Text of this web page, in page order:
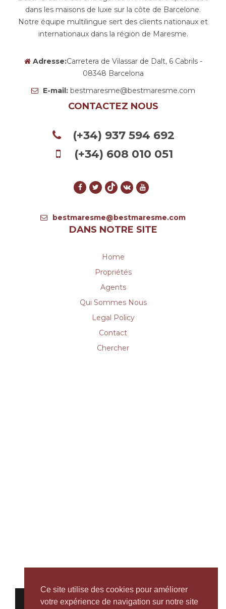
Ce site utilise des cookies pour améliorer
votre expérience de navigation sur notre site
dans les maisons de luxe sur la côte de Barcelone.
Notre équipe multilingue sert des clients nationaux et
internationaux dans la région de Maresme.
Adresse:Carretera de Vilassar de Dalt, 6 Cabrils -
08348 Barcelona
E-mail:bestmaresme@bestmaresme.com
CONTACTEZ NOUS
(+34) 937 594 692
(+34) 608 010 051
bestmaresme@bestmaresme.com
DANS NOTRE SITE
Home
Propriétés
Agents
Qui Sommes Nous
Legal Policy
Contact
Chercher